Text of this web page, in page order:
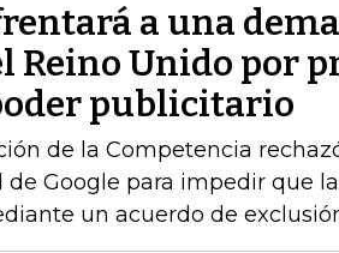
a una
Reino Unido por
publicitario
de la Competencia
Google para impedir que
un acuerdo de